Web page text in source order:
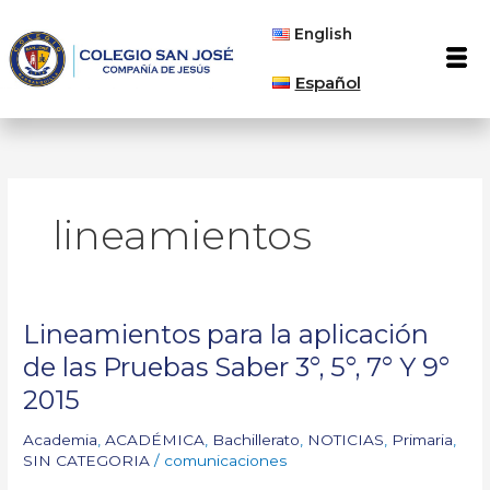
contenido
English
Español
lineamientos
Lineamientos para la aplicación
de las Pruebas Saber 3°, 5°, 7° Y 9°
2015
Academia ,ACADÉMICA Bachillerato NOTICIAS Primaria
SIN CATEGORIA / comunicaciones
Lineamientos
para
la
aplicación
las